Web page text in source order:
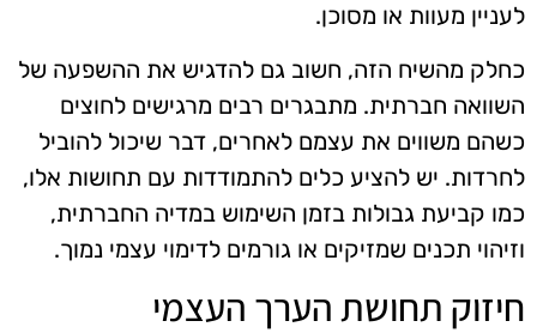
לעניין מעוות או מסוכן.
כחלק מהשיח הזה, חשוב גם להדגיש את ההשפעה של
השוואה חברתית. מתבגרים רבים מרגישים לחוצים
כשהם משווים את עצמם לאחרים, דבר שיכול להוביל
לחרדות. יש להציע כלים להתמודדות עם תחושות אלו,
כמו קביעת גבולות בזמן השימוש במדיה החברתית,
וזיהוי תכנים שמזיקים או גורמים לדימוי עצמי נמוך.
חיזוק תחושת הערך העצמי